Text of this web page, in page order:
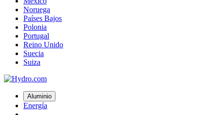
Noruega
Países Bajos
Polonia
Portugal
Reino Unido
Suecia
Suiza
Aluminio
Energía